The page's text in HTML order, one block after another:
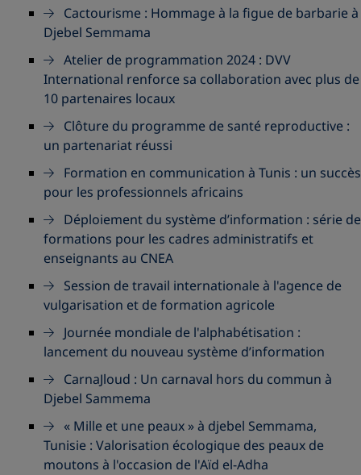
Cactourisme : Hommage à la figue de barbarie à
Djebel Semmama
Atelier de programmation 2024 : DVV
International renforce sa collaboration avec plus de
10 partenaires locaux
Clôture du programme de santé reproductive :
un partenariat réussi
Formation en communication à Tunis : un succès
pour les professionnels africains
Déploiement du système d’information : série de
formations pour les cadres administratifs et
enseignants au CNEA
Session de travail internationale à l'agence de
vulgarisation et de formation agricole
Journée mondiale de l'alphabétisation :
lancement du nouveau système d’information
CarnaJloud : Un carnaval hors du commun à
Djebel Sammema
« Mille et une peaux » à djebel Semmama,
Tunisie : Valorisation écologique des peaux de
moutons à l'occasion de l'Aïd el-Adha